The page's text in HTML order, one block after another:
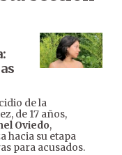
de la
de 17 años,
Oviedo,
hacia su etapa
para acusados.